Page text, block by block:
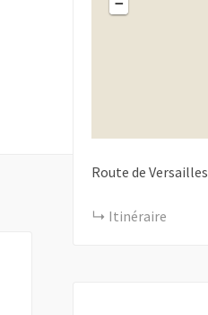
Route de Versailles
Itinéraire